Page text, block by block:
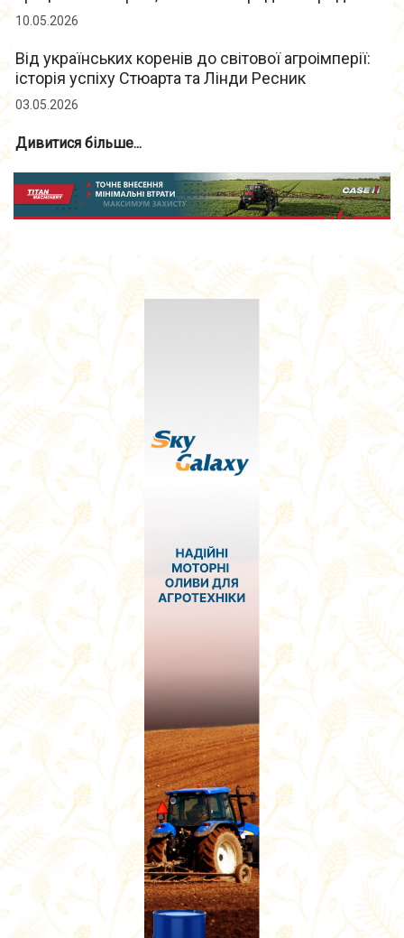
10.05.2026
Від українських коренів до світової агроімперії:
історія успіху Стюарта та Лінди Ресник
03.05.2026
Дивитися більше...